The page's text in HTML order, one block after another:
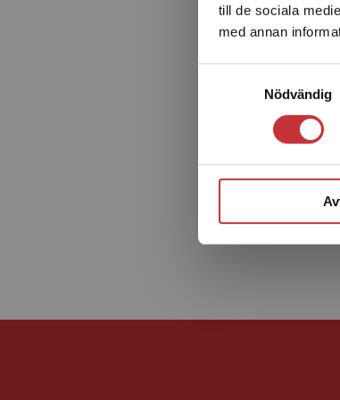
till de sociala
med annan
Nödvändig